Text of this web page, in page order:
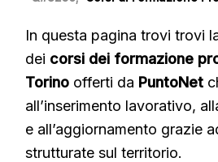
In questa pagina trovi trovi
dei corsi dei formazione
Torino offerti da PuntoNet
all’inserimento lavorativo,
e all’aggiornamento grazie
strutturate sul territorio.